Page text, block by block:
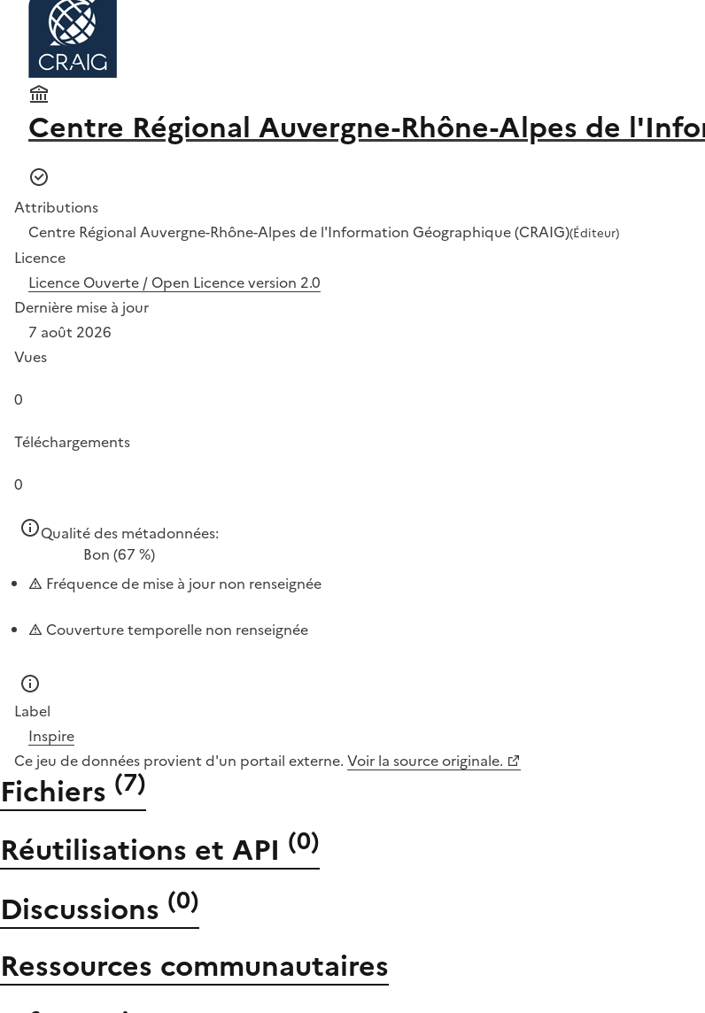
Centre Régional Auvergne-Rhône-Alpes de
Attributions
Centre Régional Auvergne-Rhône-Alpes de l'Information Géographique (CRAIG)(Éditeur)
Licence
Licence Ouverte / Open Licence version 2.0
Dernière mise à jour
7 août 2026
Vues
0
Téléchargements
0
Qualité des métadonnées:
Bon (67 %)
Fréquence de mise à jour non renseignée
Couverture temporelle non renseignée
Label
Inspire
Ce jeu de données provient d'un portail externe. Voir la source originale.
Fichiers (7)
Réutilisations et API (0)
Discussions (0)
Ressources communautaires